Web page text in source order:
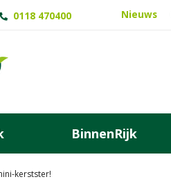
kerstster!
0118 470400 Nieuws
BinnenRijk